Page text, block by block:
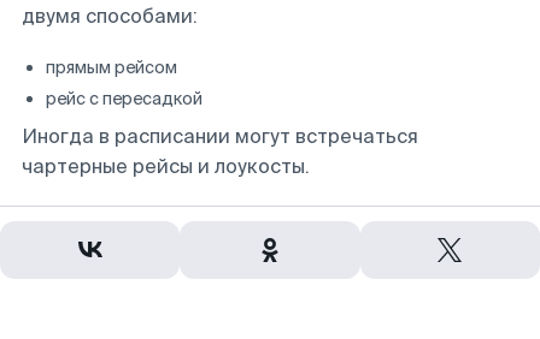
двумя способами:
прямым рейсом
рейс с пересадкой
Иногда в расписании могут встречаться
чартерные рейсы и лоукосты.